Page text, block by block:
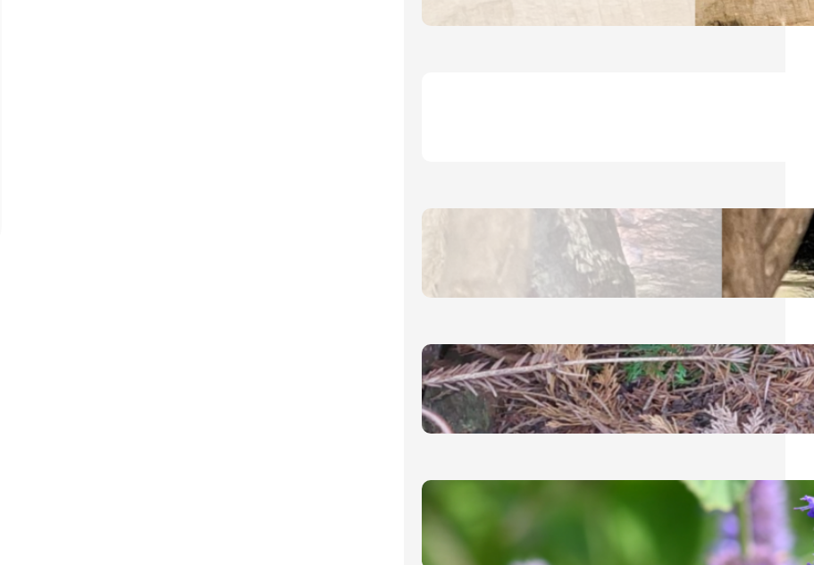
Eichhörnchen – Allgemeines
12. Dezember 2024
Igel – Schlafmöglichkeiten im
Garten
19. November 2024
Ysop, lat. Hyssopus Officinalis
7. November 2024